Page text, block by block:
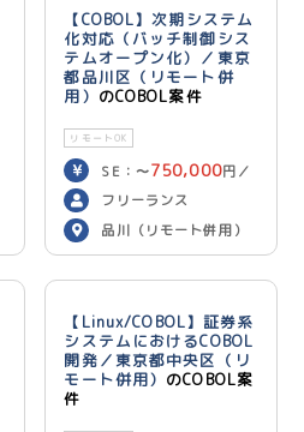
【COBOL】次期システム
化対応（バッチ制御シス
テムオープン化）／東京
都品川区（リモート併
用） のCOBOL案件
リモートOK
SE：〜750,000円／
月 PG：〜700,000
／月
フリーランス
品川（リモート併用）
【Linux/COBOL】証券系
システムにおけるCOBOL
開発／東京都中央区（リ
モート併用） のCOBOL案
件